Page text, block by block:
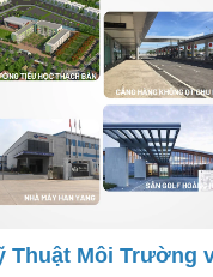
Thuật Môi Trường